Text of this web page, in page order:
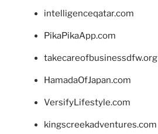
intelligenceqatar.com
PikaPikaApp.com
takecareofbusinessdfw.org
HamadaOfJapan.com
VersifyLifestyle.com
kingscreekadventures.com